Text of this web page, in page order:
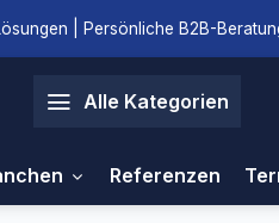
| Persönliche B2B-
Alle Kategorien
Referenzen